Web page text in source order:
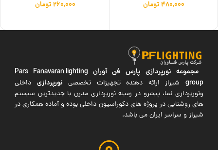
۴۸۰,۰۰۰تومان ۲۶۰,۰۰۰تومان
مجموعه نورپردازی پارس فن آوران Pars Fanavaran lighting
groupشیراز ارائه دهنده تجهیزات تخصصی نورپردازی داخلی
ونورپردازی نما، پیشرو در زمینه نورپردازی مدرن با جدیدترین سیستم
های روشنایی در پروژه های دکوراسیون داخلی بوده و آماده همکاری در
شیراز و سراسر ایران می باشد.